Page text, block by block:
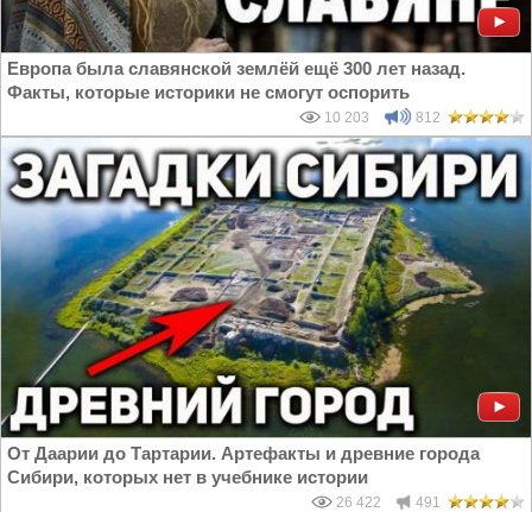
Европа была славянской землёй ещё 300 лет назад.
Факты, которые историки не смогут оспорить
10 203 812
От Даарии до Тартарии. Артефакты и древние города
Сибири, которых нет в учебнике истории
26 422 491